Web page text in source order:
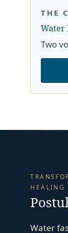
THE
Water
Two
HEALING
Water